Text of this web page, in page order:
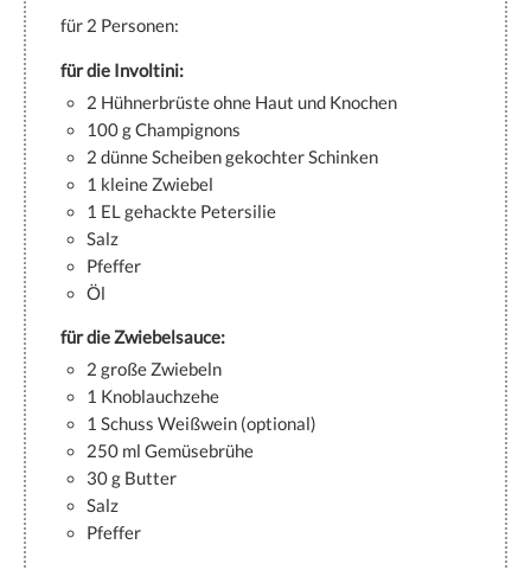
für 2 Personen:
für die Involtini:
2 Hühnerbrüste ohne Haut und Knochen
100 g Champignons
2 dünne Scheiben gekochter Schinken
1 kleine Zwiebel
1 EL gehackte Petersilie
Salz
Pfeffer
Öl
für die Zwiebelsauce:
2 große Zwiebeln
1 Knoblauchzehe
1 Schuss Weißwein (optional)
250 ml Gemüsebrühe
30 g Butter
Salz
Pfeffer